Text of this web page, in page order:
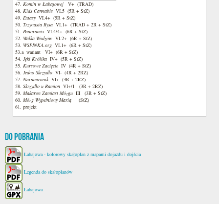
47. Komin w Łabajowej V+ (TRAD)
48. Kids Cannabis VI.5 (5R + StZ)
49. Extasy VI.4+ (5R + StZ)
50. Trzynasta Rysa VI.1+ (TRAD + 2R + StZ)
51. Panoramix VI.4/4+ (6R + StZ)
52. Walka Wodzów VI.2+ (6R + StZ)
53. WSPINKA.org VI.1+ (6R + StZ)
53.a wariant VI+ (6R + StZ)
54. Jęki Królika IV+ (5R + StZ)
55. Kursowe Zacięcie IV (4R + StZ)
56. Jedno Skrzydło VI- (4R + 2RZ)
57. NaramiennikVI+ (3R + 2RZ)
58. Skrzydło u Ramion VI+/1 (3R + 2RZ)
59. Makaron Zamiast Mózgu III (3R + StZ)
60. Mózg Wypełniony Marią (StZ)
61. projekt
Do pobrania
Łabajowa - kolorowy skałoplan z mapami dojazdu i dojścia
Legenda do skałoplanów
Łabajowa